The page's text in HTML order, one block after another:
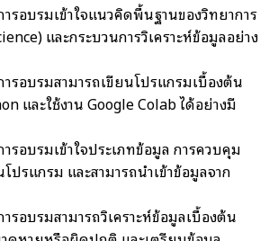
ารอบรมเข้าใจแนวคิดพื้นฐานของวิทยาการ
และกระบวนการวิเคราะห์ข้อมูลอย่าง
ารอบรมสามารถเขียนโปรแกรมเบื้องต้น
และใช้งาน Google Colab ได้อย่างมี
รอบรมเข้าใจประเภทข้อมูล การควบคุม
ปรแกรม และสามารถนำเข้าข้อมูลจาก
รอบรมสามารถวิเคราะห์ข้อมูลเบื้องต้น